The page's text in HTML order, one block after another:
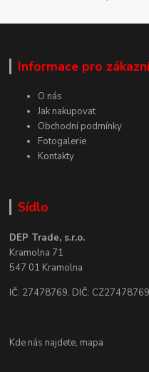
Informace pro
O nás
Jak nakupovat
Obchodní podmínky
Fotogalerie
Kontakty
Sídlo
DEP Trade, s.r.o.
Kramolna 71
547 01 Kramolna
IČ: 27478769, DIČ: CZ27478769
Kde nás najdete, mapa